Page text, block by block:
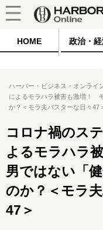
HOME 政治・
ハーバー・ビジネス・オンライ
によるモラハラ被害も激増！
か？＜モラ夫バスターな日々47
コロナ禍のス
よるモラハラ
男ではない「
のか？＜モラ
47＞